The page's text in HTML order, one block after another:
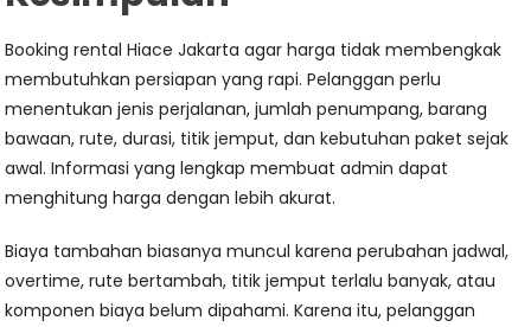
Booking rental Hiace Jakarta agar harga tidak membengkak
membutuhkan persiapan yang rapi. Pelanggan perlu
menentukan jenis perjalanan, jumlah penumpang, barang
bawaan, rute, durasi, titik jemput, dan kebutuhan paket sejak
awal. Informasi yang lengkap membuat admin dapat
menghitung harga dengan lebih akurat.
Biaya tambahan biasanya muncul karena perubahan jadwal,
overtime, rute bertambah, titik jemput terlalu banyak, atau
komponen biaya belum dipahami. Karena itu, pelanggan